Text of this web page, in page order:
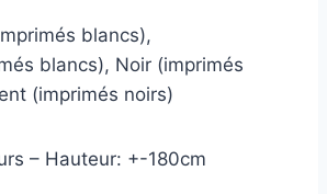
blancs),
blancs), Noir (imprimés
(imprimés noirs)
– Hauteur: +-180cm